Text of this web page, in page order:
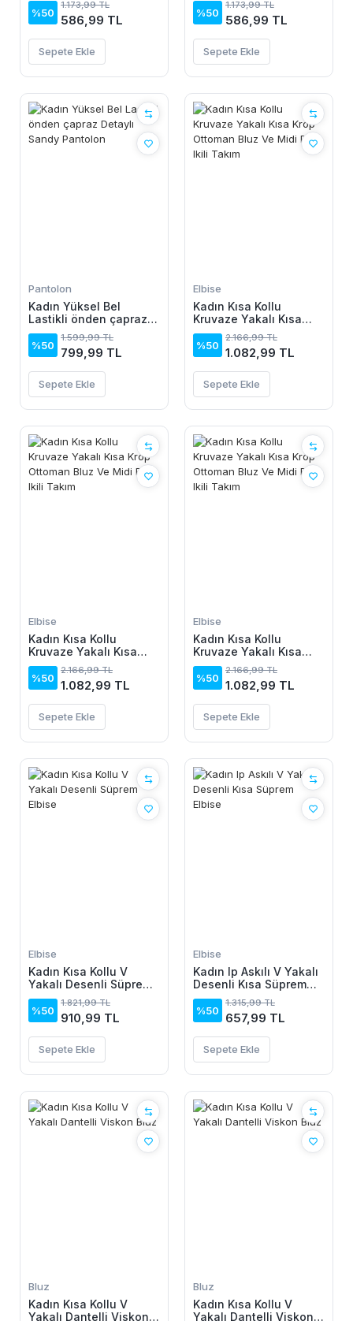
%50
1.173,99 TL
586,99 TL
Sepete Ekle
%50
1.173,99 TL
586,99 TL
Sepete Ekle
Pantolon
Kadın Yüksel Bel
Lastikli önden çapraz
Detaylı Sandy Pantolon
%50
1.599,99 TL
799,99 TL
Sepete Ekle
Elbise
Kadın Kısa Kollu
Kruvaze Yakalı Kısa
Krop Ottoman Bluz Ve
Midi Etek Ikili Takım
%50
2.166,99 TL
1.082,99 TL
Sepete Ekle
Elbise
Kadın Kısa Kollu
Kruvaze Yakalı Kısa
Krop Ottoman Bluz Ve
Midi Etek Ikili Takım
%50
2.166,99 TL
1.082,99 TL
Sepete Ekle
Elbise
Kadın Kısa Kollu
Kruvaze Yakalı Kısa
Krop Ottoman Bluz Ve
Midi Etek Ikili Takım
%50
2.166,99 TL
1.082,99 TL
Sepete Ekle
Elbise
Kadın Kısa Kollu V
Yakalı Desenli Süprem
Elbise
%50
1.821,99 TL
910,99 TL
Sepete Ekle
Elbise
Kadın Ip Askılı V Yakalı
Desenli Kısa Süprem
Elbise
%50
1.315,99 TL
657,99 TL
Sepete Ekle
Bluz
Kadın Kısa Kollu V
Yakalı Dantelli Viskon
Bluz
Kadın Kısa Kollu V
Yakalı Dantelli Viskon